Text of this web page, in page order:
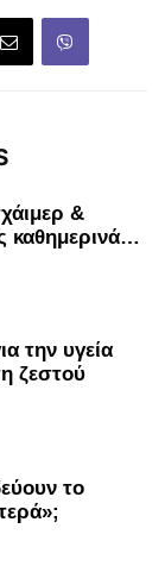
&
καθημερινά…
την υγεία
ζεστού
το